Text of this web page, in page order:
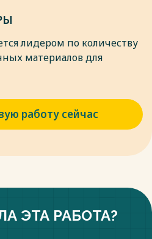
чем исходные сдвиги в
после покупки
лидером по количеству
материалов для
работу сейчас
ЭТА РАБОТА?